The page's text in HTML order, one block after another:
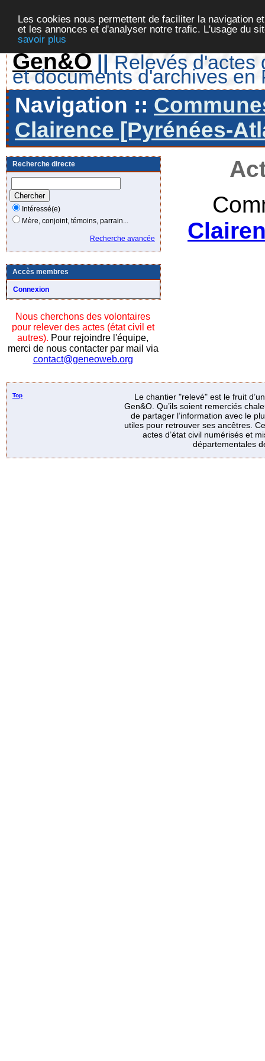
Les cookies nous permettent de faciliter la navigation
et les annonces et d'analyser notre trafic. L'usage du
savoir plus
Gen&O || Relevés d'actes
et documents d'archives en
Navigation ::
Clairence [Pyrénées-
Recherche directe
Intéressé(e)
Mère, conjoint, témoins, parrain...
Recherche avancée
Accès membres
Connexion
Nous cherchons des volontaires
pour relever des actes (état civil et
autres). Pour rejoindre l'équipe,
merci de nous contacter par mail via
contact@geneoweb.org
Top
Le chantier "relevé" est le fruit
Gen&O. Qu’ils soient remerciés
de partager l’information avec le
utiles pour retrouver ses ancêtres.
actes d’état civil numérisés et
départementales